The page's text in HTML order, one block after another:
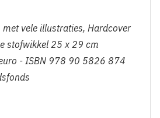
vele illustraties, Hardcover
stofwikkel 25 x 29 cm
- ISBN 978 90 5826 874